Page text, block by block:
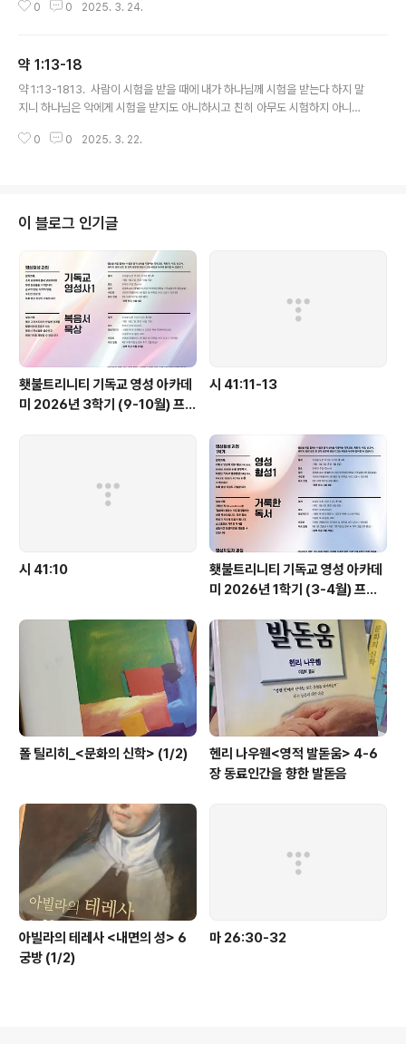
었을 때에는 죄를 죄로 여기지 아니하였느니라 14 그러나 아담으로부터 모세까
사람의 범죄를 인하여 많은 사람이 죽었은즉 더욱 하나님의 은혜와 또한 한 사
람 예수 그리스도의 은혜로 말미암은 선물은 많은 사람에게 넘쳤느니라 16 또
이 선물은 범죄한 한 사람으로 말미암은 것과 같지 아니하니 심판은 한 사람으
0 0 2025. 3. 24.
약 1:13-18
약 1:13-1813. 사람이 시험을 받을 때에 내가 하나님께 시험을 받는다 하지 말
지니 하나님은 악에게 시험을 받지도 아니하시고 친히 아무도 시험하지 아니하
5. 욕심이 잉태한즉 죄를 낳고 죄가 장성한즉 사망을 낳느니라16. 내 사랑하는
진리의 말씀으로 우리를 낳으셨느니라https://goodtvbible.goodtv.co.kr/
[메시지 버전, 유진 피터슨]13-15 악에 빠질 위험에 처한..
0 0 2025. 3. 22.
이 블로그 인기글
횃불트리니티 기독교 영성 아카데
미 2026년 3학기 (9-10월) 프로
시 41:11-13
시 41:10
횃불트리니티 기독교 영성 아카데
미 2026년 1학기 (3-4월) 프로
폴 틸리히_<문화의 신학> (1/2)
헨리 나우웬<영적 발돋움> 4-6
장 동료인간을 향한 발돋음
아빌라의 테레사 <내면의 성> 6
궁방 (1/2)
마 26:30-32